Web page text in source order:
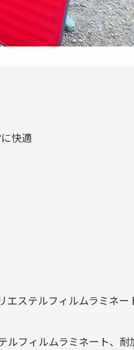
快適
エステルフィルムラミネー
ルフィルムラミネート、耐